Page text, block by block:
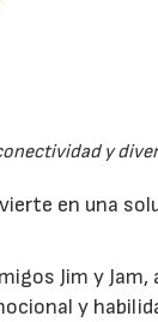
y
en una
Jim y Jam,
y